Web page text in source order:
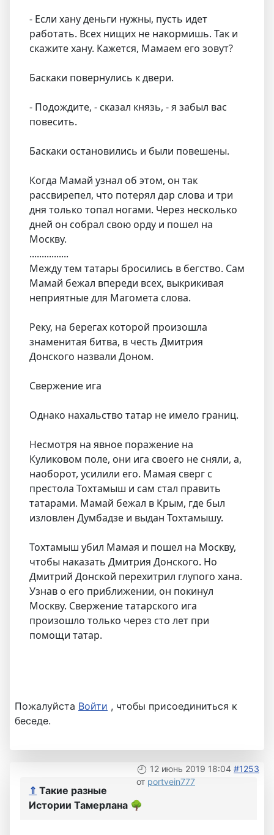
- Если хану деньги нужны, пусть идет
работать. Всех нищих не накормишь. Так и
скажите хану. Кажется, Мамаем его зовут?
Баскаки повернулись к двери.
- Подождите, - сказал князь, - я забыл вас
повесить.
Баскаки остановились и были повешены.
Когда Мамай узнал об этом, он так
рассвирепел, что потерял дар слова и три
дня только топал ногами. Через несколько
дней он собрал свою орду и пошел на
Москву.
................
Между тем татары бросились в бегство. Сам
Мамай бежал впереди всех, выкрикивая
неприятные для Магомета слова.
Реку, на берегах которой произошла
знаменитая битва, в честь Дмитрия
Донского назвали Доном.
Свержение ига
Однако нахальство татар не имело границ.
Несмотря на явное поражение на
Куликовом поле, они ига своего не сняли, а,
наоборот, усилили его. Мамая сверг с
престола Тохтамыш и сам стал править
татарами. Мамай бежал в Крым, где был
изловлен Думбадзе и выдан Тохтамышу.
Тохтамыш убил Мамая и пошел на Москву,
чтобы наказать Дмитрия Донского. Но
Дмитрий Донской перехитрил глупого хана.
Узнав о его приближении, он покинул
Москву. Свержение татарского ига
произошло только через сто лет при
помощи татар.
Пожалуйста Войти , чтобы присоединиться к
беседе.
12 июнь 2019 18:04 #1253
от portvein777
⇑ Такие разные
Истории Тамерлана 🌳